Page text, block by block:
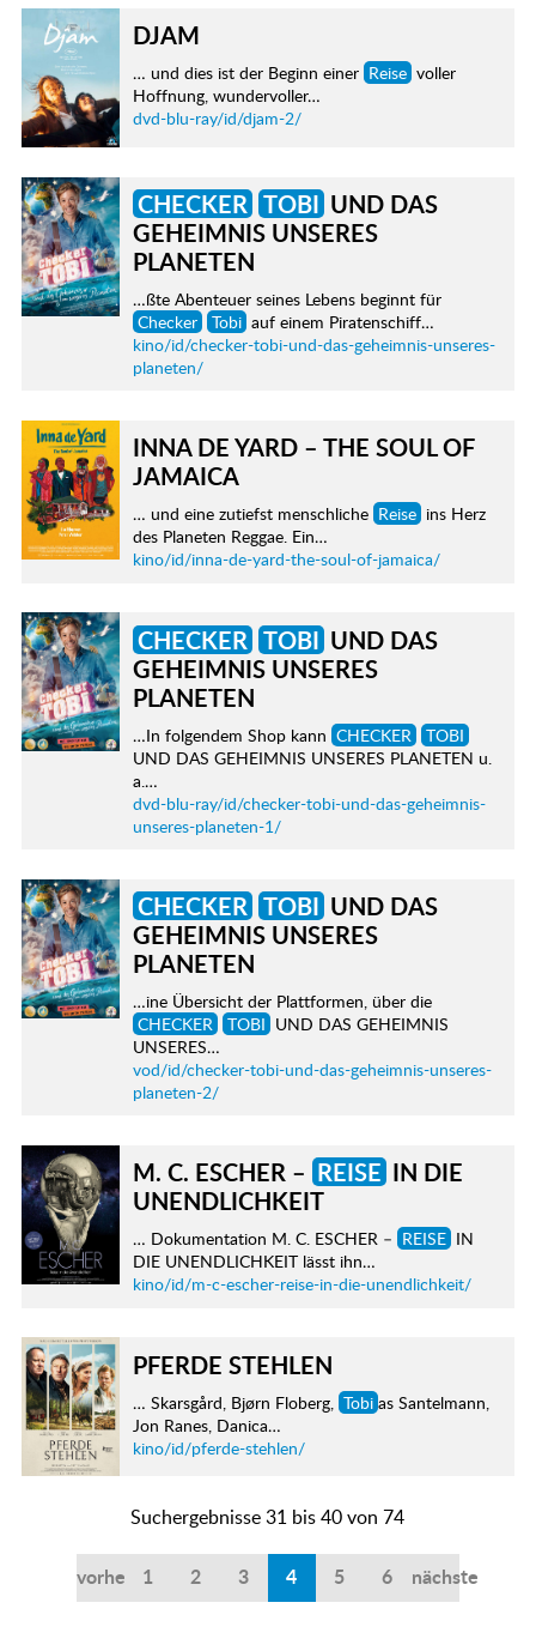
DJAM
… und dies ist der Beginn einer Reise voller
Hoffnung, wundervoller…
dvd-blu-ray/id/djam-2/
CHECKER TOBIUND DAS
GEHEIMNIS UNSERES
PLANETEN
…ßte Abenteuer seines Lebens beginnt für
Checker
Tobi auf einem Piratenschiff…
kino/id/checker-tobi-und-das-geheimnis-unseres-
planeten/
INNA DE YARD – THE SOUL OF
JAMAICA
… und eine zutiefst menschliche Reise ins Herz
des Planeten Reggae. Ein…
kino/id/inna-de-yard-the-soul-of-jamaica/
CHECKER TOBIUND DAS
GEHEIMNIS UNSERES
PLANETEN
…In folgendem Shop kann CHECKER
TOBI
UND DAS GEHEIMNIS UNSERES PLANETEN u.
a.…
dvd-blu-ray/id/checker-tobi-und-das-geheimnis-
unseres-planeten-1/
CHECKER TOBIUND DAS
GEHEIMNIS UNSERES
PLANETEN
…ine Übersicht der Plattformen, über die
CHECKER
TOBI UND DAS GEHEIMNIS
UNSERES…
vod/id/checker-tobi-und-das-geheimnis-unseres-
planeten-2/
M. C. ESCHER – REISEIN DIE
UNENDLICHKEIT
… Dokumentation M. C. ESCHER – REISE IN
DIE UNENDLICHKEIT lässt ihn…
kino/id/m-c-escher-reise-in-die-unendlichkeit/
PFERDE STEHLEN
… Skarsgård, Bjørn Floberg, Tobi as Santelmann,
Jon Ranes, Danica…
kino/id/pferde-stehlen/
Suchergebnisse 31 bis 40 von 74
vorherige
1 2 3 4 5 6 nächste